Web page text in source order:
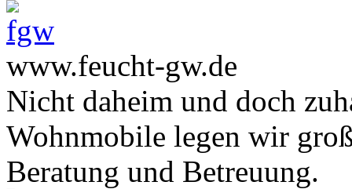
www.feucht-gw.de
Nicht daheim und doch
Wohnmobile legen wir
Beratung und Betreuung.